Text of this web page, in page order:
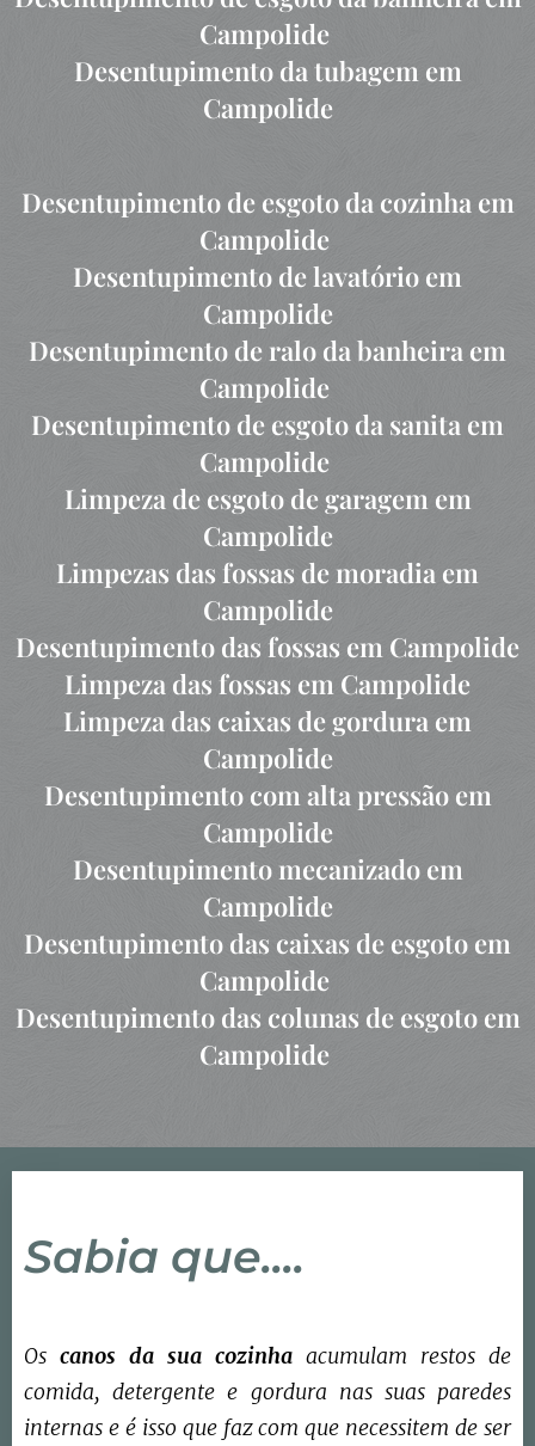
Campolide
Desentupimento da tubagem em
Campolide
Desentupimento de esgoto da cozinha em
Campolide
Desentupimento de lavatório em
Campolide
Desentupimento de ralo da banheira em
Campolide
Desentupimento de esgoto da sanita em
Campolide
Limpeza de esgoto de garagem em
Campolide
Limpezas das fossas de moradia em
Campolide
Desentupimento das fossas em Campolide
Limpeza das fossas em Campolide
Limpeza das caixas de gordura em
Campolide
Desentupimento com alta pressão em
Campolide
Desentupimento mecanizado em
Campolide
Desentupimento das caixas de esgoto em
Campolide
Desentupimento das colunas de esgoto em
Campolide
Sabia que....
Os canos da sua cozinha acumulam restos de
comida, detergente e gordura nas suas paredes
internas e é isso que faz com que necessitem de ser